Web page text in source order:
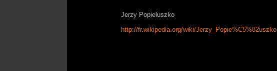
Jerzy Popieluszko
http://fr.wikipedia.org/wiki/Jerzy_Popie%C5%82uszko